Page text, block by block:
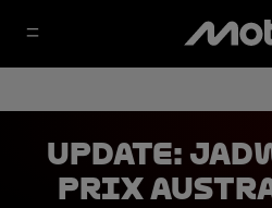
UPDATE:
Prix